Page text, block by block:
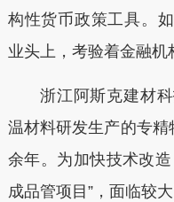
构性货币政策工具。
业头上，考验着金融机
浙江阿斯克建材
温材料研发生产的专精
余年。为加快技术改
成品管项目”，面临较大